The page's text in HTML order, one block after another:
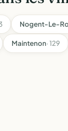
Nogent-Le-
Maintenon· 129